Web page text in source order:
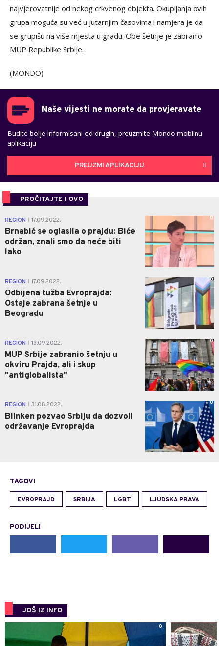
najvjerovatnije od nekog crkvenog objekta. Okupljanja ovih
grupa moguća su već u jutarnjim časovima i namjera je da
se grupišu na više mjesta u gradu. Obe šetnje je zabranio
MUP Republike Srbije.
(MONDO)
Naše vijesti ne morate da provjeravate
Budite bolje informisani od drugih, preuzmite Mondo mobilnu
aplikaciju
PREUZMI APLIKACIJU
PROČITAJTE I OVO
REGION 17.09.2022.
Brnabić se oglasila o prajdu: Biće
održan, znali smo da neće biti
lako
0
REGION 17.09.2022.
Odbijena tužba Evroprajda:
Ostaje zabrana šetnje u
Beogradu
0
REGION 13.09.2022.
MUP Srbije zabranio šetnju u
okviru Prajda, ali i skup
"antiglobalista"
0
REGION 31.08.2022.
Blinken pozvao Srbiju da dozvoli
održavanje Evroprajda
0
TAGOVI
EVROPRAJD SRBIJA LGBT LJUDSKA PRAVA
PODIJELI
JOŠ IZ INFO
0